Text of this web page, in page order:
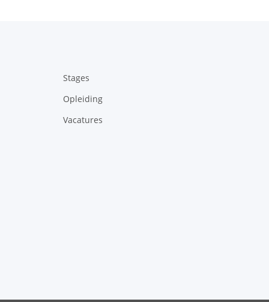
Stages
Opleiding
Vacatures